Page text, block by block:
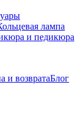
лампа
и педикюра
и возвратаБлог